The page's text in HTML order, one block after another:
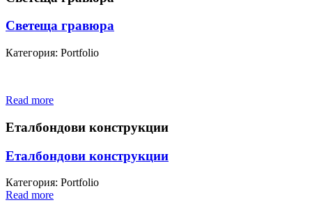
Светеща гравюра
Категория: Portfolio
Read more
Еталбондови конструкции
Еталбондови конструкции
Категория: Portfolio
Read more